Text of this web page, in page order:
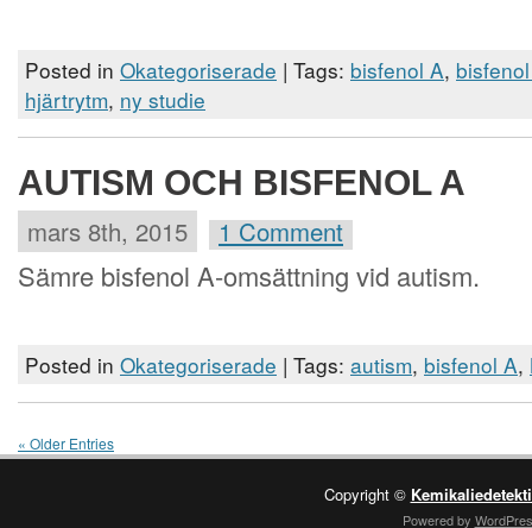
Posted in Okategoriserade | Tags: bisfenol A,
hjärtrytm, ny studie
AUTISM OCH BISFENOL A
mars 8th, 2015 1 Comment
Sämre bisfenol A-omsättning vid autism.
Posted in Okategoriserade | Tags: autism, bisfenol A,
« Older Entries
Copyright ©
Powered by